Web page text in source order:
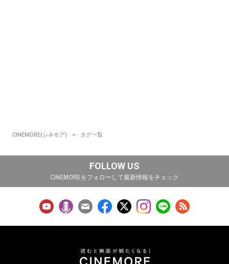
CINEMORE(シネモア) タグ一覧
FOLLOW US
CINEMOREをフォローして最新情報をチェック